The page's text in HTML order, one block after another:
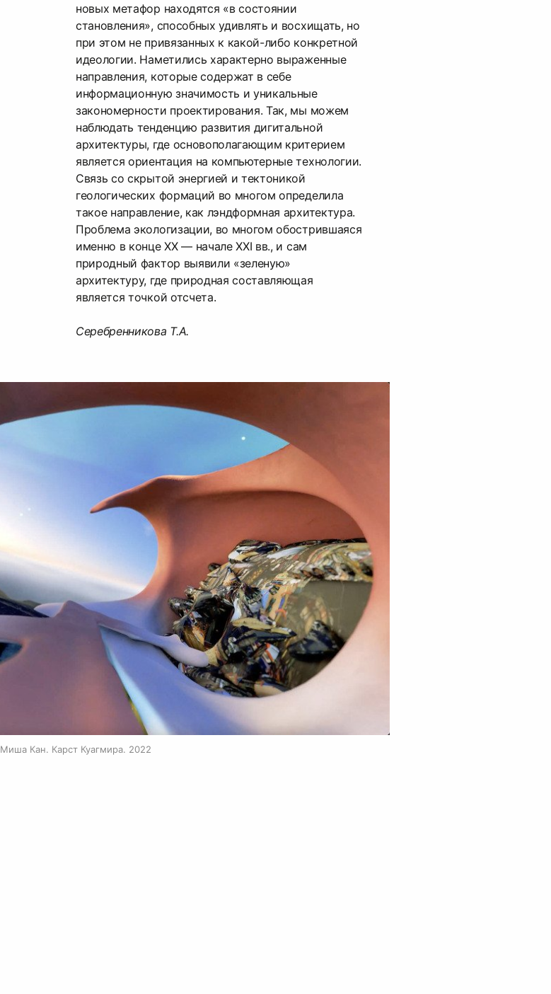
новых метафор находятся «в состоянии
становления», способных удивлять и восхищать, но
при этом не привязанных к какой-либо конкретной
идеологии. Наметились характерно выраженные
направления, которые содержат в себе
информационную значимость и уникальные
закономерности проектирования. Так, мы можем
наблюдать тенденцию развития дигитальной
архитектуры, где основополагающим критерием
является ориентация на компьютерные технологии.
Связь со скрытой энергией и тектоникой
геологических формаций во многом определила
такое направление, как лэндформная архитектура.
Проблема экологизации, во многом обострившаяся
именно в конце ХХ — начале ХХI вв., и сам
природный фактор выявили «зеленую»
архитектуру, где природная составляющая
является точкой отсчета.
Серебренникова Т.А.
Миша Кан. Карст Куагмира. 2022